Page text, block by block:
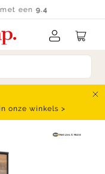
een 9.4
onze winkels >